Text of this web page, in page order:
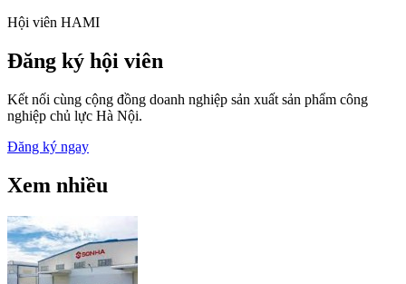
Hội viên HAMI
Đăng ký hội viên
Kết nối cùng cộng đồng doanh nghiệp sản xuất sản phẩm công
nghiệp chủ lực Hà Nội.
Đăng ký ngay
Xem nhiều